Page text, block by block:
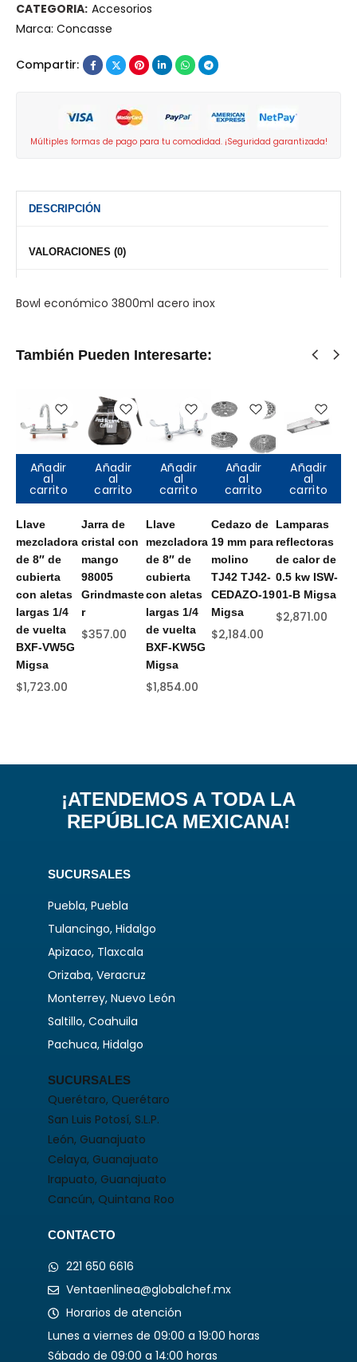
CATEGORIA: Accesorios
Marca: Concasse
Compartir:
Múltiples formas de pago para tu comodidad. ¡Seguridad garantizada!
DESCRIPCIÓN
VALORACIONES (0)
Bowl económico 3800ml acero inox
También Pueden Interesarte:
Añadir
al
carrito
Llave
mezcladora
de 8″ de
cubierta
con aletas
largas 1/4
de vuelta
BXF-VW5G
Migsa
$1,723.00
Añadir
al
carrito
Jarra de
cristal con
mango
98005
Grindmaste
r
$357.00
Añadir
al
carrito
Llave
mezcladora
de 8″ de
cubierta
con aletas
largas 1/4
de vuelta
BXF-KW5G
Migsa
$1,854.00
Añadir
al
carrito
Cedazo de
19 mm para
molino
TJ42 TJ42-
CEDAZO-19
Migsa
$2,184.00
Añadir
al
carrito
Lamparas
reflectoras
de calor de
0.5 kw ISW-
01-B Migsa
$2,871.00
¡ATENDEMOS A TODA LA
REPÚBLICA MEXICANA!
SUCURSALES
Puebla, Puebla
Tulancingo, Hidalgo
Apizaco, Tlaxcala
Orizaba, Veracruz
Monterrey, Nuevo León
Saltillo, Coahuila
Pachuca, Hidalgo
SUCURSALES
Querétaro, Querétaro
San Luis Potosí, S.L.P.
León, Guanajuato
Celaya, Guanajuato
Irapuato, Guanajuato
Cancún, Quintana Roo
CONTACTO
221 650 6616
Ventaenlinea@globalchef.mx
Horarios de atención
Lunes a viernes de 09:00 a 19:00 horas
Sábado de 09:00 a 14:00 horas